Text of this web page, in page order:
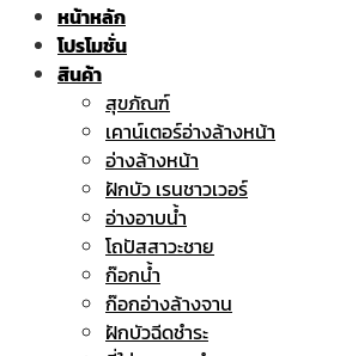
หน้าหลัก
โปรโมชั่น
สินค้า
สุขภัณฑ์
เคาน์เตอร์อ่างล้างหน้า
อ่างล้างหน้า
ฝักบัว เรนชาวเวอร์
อ่างอาบน้ำ
โถปัสสาวะชาย
ก๊อกน้ำ
ก๊อกอ่างล้างจาน
ฝักบัวฉีดชำระ